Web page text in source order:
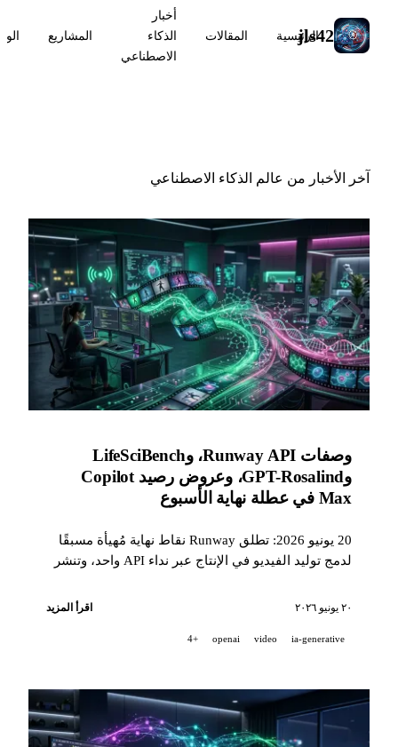
jls42
الرئيسية المقالات
أخبار
الذكاء
الاصطناعي
المشاريع
آخر الأخبار من عالم الذكاء الاصطناعي
وصفات Runway API، وLifeSciBench
وGPT-Rosalind، وعروض رصيد Copilot
Max في عطلة نهاية الأسبوع
20 يونيو 2026: تطلق Runway نقاط نهاية مُهيأة مسبقًا
لدمج توليد الفيديو في الإنتاج عبر نداء API واحد، وتنشر
الدكتوراه) وتقدّم GPT-Rosalind مع معدل نجاح 36,1%،
٢٠ يونيو ٢٠٢٦ اقرأ المزيد
ia-generative
video
openai
+4